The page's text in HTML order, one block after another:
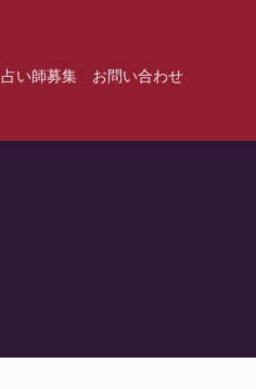
占い師募集 お問い合わせ